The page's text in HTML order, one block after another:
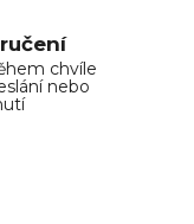
chvíle
nebo